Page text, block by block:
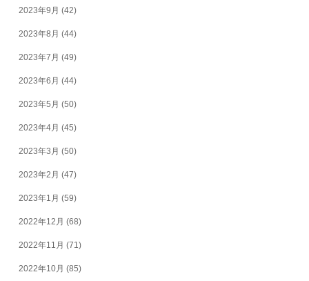
2023年9月 (42)
2023年8月 (44)
2023年7月 (49)
2023年6月 (44)
2023年5月 (50)
2023年4月 (45)
2023年3月 (50)
2023年2月 (47)
2023年1月 (59)
2022年12月 (68)
2022年11月 (71)
2022年10月 (85)